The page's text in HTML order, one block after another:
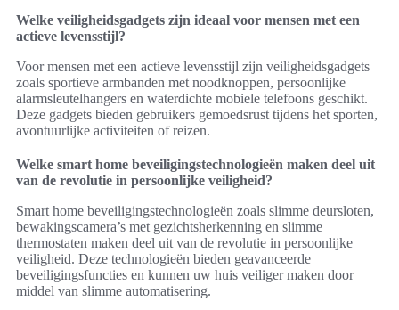
Welke veiligheidsgadgets zijn ideaal voor mensen met een
actieve levensstijl?
Voor mensen met een actieve levensstijl zijn veiligheidsgadgets
zoals sportieve armbanden met noodknoppen, persoonlijke
alarmsleutelhangers en waterdichte mobiele telefoons geschikt.
Deze gadgets bieden gebruikers gemoedsrust tijdens het sporten,
avontuurlijke activiteiten of reizen.
Welke smart home beveiligingstechnologieën maken deel uit
van de revolutie in persoonlijke veiligheid?
Smart home beveiligingstechnologieën zoals slimme deursloten,
bewakingscamera’s met gezichtsherkenning en slimme
thermostaten maken deel uit van de revolutie in persoonlijke
veiligheid. Deze technologieën bieden geavanceerde
beveiligingsfuncties en kunnen uw huis veiliger maken door
middel van slimme automatisering.